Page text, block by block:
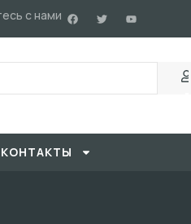
с нами
KОНТАКТЫ